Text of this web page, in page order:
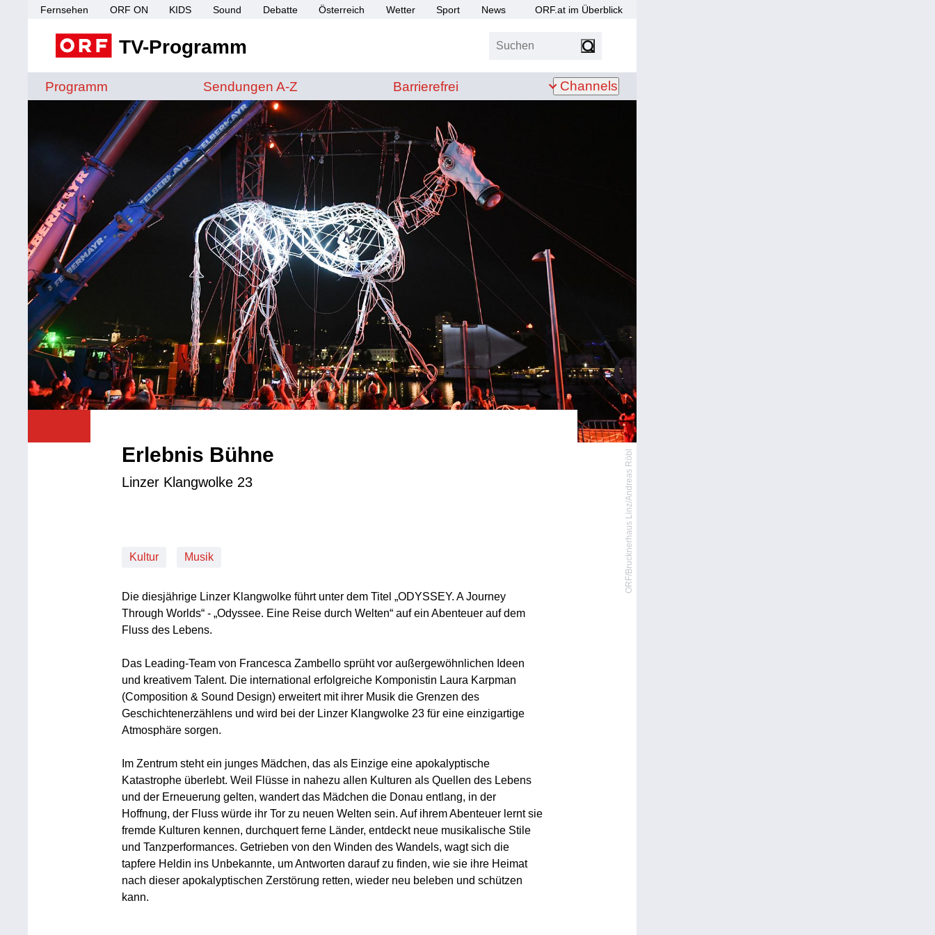
Fernsehen ORF ON KIDS Sound Debatte Österreich Wetter Sport News ORF.at im Überblick
TV-Programm Suchen
Programm Sendungen von A bis Z
Sendungen A-Z Barrierefrei
Barrierefrei Channels
ORF/Brucknerhaus Linz/Andreas Röbl
Erlebnis Bühne
Linzer Klangwolke 23
Kultur Musik
Die diesjährige Linzer Klangwolke führt unter dem Titel „ODYSSEY. A Journey
Through Worlds“ - „Odyssee. Eine Reise durch Welten“ auf ein Abenteuer auf dem
Fluss des Lebens.
Das Leading-Team von Francesca Zambello sprüht vor außergewöhnlichen Ideen
und kreativem Talent. Die international erfolgreiche Komponistin Laura Karpman
(Composition & Sound Design) erweitert mit ihrer Musik die Grenzen des
Geschichtenerzählens und wird bei der Linzer Klangwolke 23 für eine einzigartige
Atmosphäre sorgen.
Im Zentrum steht ein junges Mädchen, das als Einzige eine apokalyptische
Katastrophe überlebt. Weil Flüsse in nahezu allen Kulturen als Quellen des Lebens
und der Erneuerung gelten, wandert das Mädchen die Donau entlang, in der
Hoffnung, der Fluss würde ihr Tor zu neuen Welten sein. Auf ihrem Abenteuer lernt sie
fremde Kulturen kennen, durchquert ferne Länder, entdeckt neue musikalische Stile
und Tanzperformances. Getrieben von den Winden des Wandels, wagt sich die
tapfere Heldin ins Unbekannte, um Antworten darauf zu finden, wie sie ihre Heimat
nach dieser apokalyptischen Zerstörung retten, wieder neu beleben und schützen
kann.